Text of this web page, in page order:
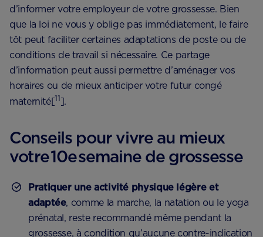
d’informer votre employeur de votre grossesse. Bien
que la loi ne vous y oblige pas immédiatement, le faire
tôt peut faciliter certaines adaptations de poste ou de
conditions de travail si nécessaire. Ce partage
d’information peut aussi permettre d’aménager vos
horaires ou de mieux anticiper votre futur congé
maternité[11].
Conseils pour vivre au mieux
votre 10e semaine de grossesse
Pratiquer une activité physique légère et
adaptée, comme la marche, la natation ou le yoga
prénatal, reste recommandé même pendant la
grossesse, à condition qu’aucune contre-indication